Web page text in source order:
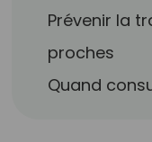
Prévenir la
proches
Quand